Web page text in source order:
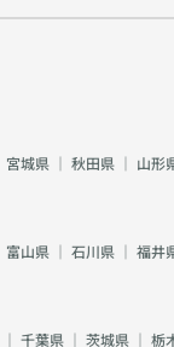
宮城県 ｜ 秋田県 ｜ 山形
富山県 ｜ 石川県 ｜ 福井
｜ 千葉県 ｜ 茨城県 ｜ 栃